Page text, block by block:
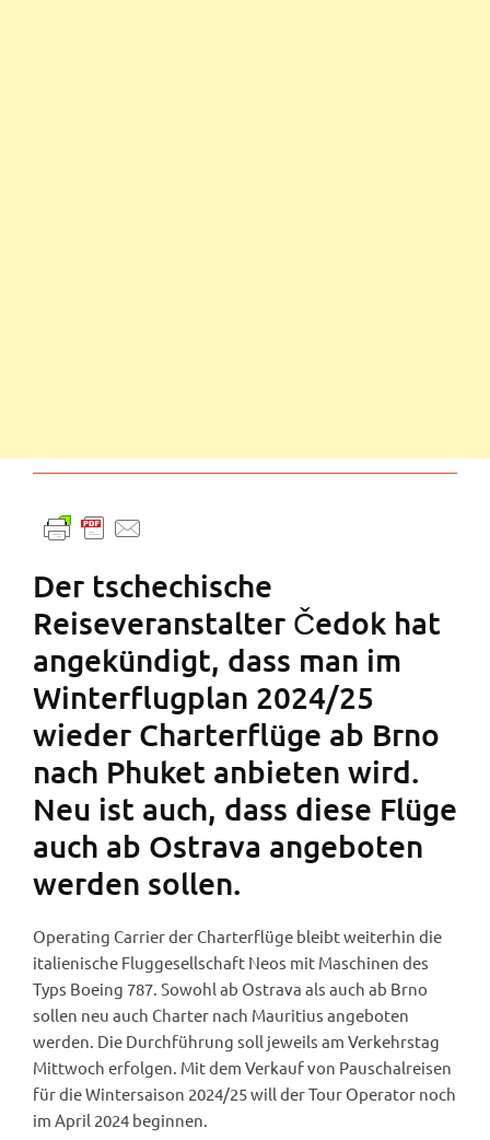
Der tschechische
Reiseveranstalter Čedok hat
angekündigt, dass man im
Winterflugplan 2024/25
wieder Charterflüge ab Brno
nach Phuket anbieten wird.
Neu ist auch, dass diese Flüge
auch ab Ostrava angeboten
werden sollen.
Operating Carrier der Charterflüge bleibt weiterhin die
italienische Fluggesellschaft Neos mit Maschinen des
Typs Boeing 787. Sowohl ab Ostrava als auch ab Brno
sollen neu auch Charter nach Mauritius angeboten
werden. Die Durchführung soll jeweils am Verkehrstag
Mittwoch erfolgen. Mit dem Verkauf von Pauschalreisen
für die Wintersaison 2024/25 will der Tour Operator noch
im April 2024 beginnen.